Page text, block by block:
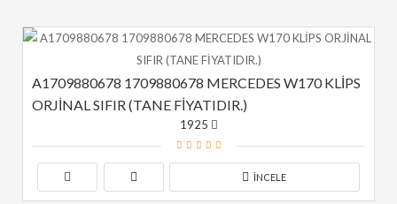
A1709880678 1709880678 MERCEDES W170 KLİPS
ORJİNAL SIFIR (TANE FİYATIDIR.)
1925
İNCELE